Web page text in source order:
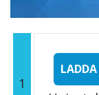
1
LADDA